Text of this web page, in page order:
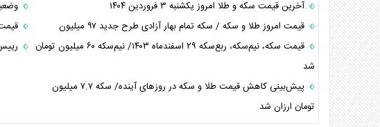
آخرین قیمت سکه و طلا امروز یکشنبه ۳ فروردین ۱۴۰۴
قیمت امروز طلا و سکه / سکه تمام بهار آزادی طرح جدید ۹۷ میلیون
قیمت جدید
قیمت سکه، نیم‌سکه، ربع‌سکه ۲۹ اسفندماه ۱۴۰۳/ نیم‌سکه ۶۰ میلیون تومان
شد
رییس
پیش‌بینی کاهش قیمت طلا و سکه در روز‌های آینده/ سکه ۷.۷ میلیون
تومان ارزان شد